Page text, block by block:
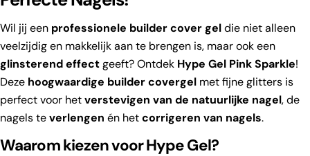
Wil jij een professionele builder cover geldie niet alleen
veelzijdig en makkelijk aan te brengen is, maar ook een
glinsterend effectgeeft? Ontdek Hype Gel Pink Sparkle!
Deze hoogwaardige builder covergel met fijne glitters is
perfect voor hetverstevigen van de natuurlijke nagel, de
nagels teverlengen én hetcorrigeren van nagels.
Waarom kiezen voor Hype Gel?